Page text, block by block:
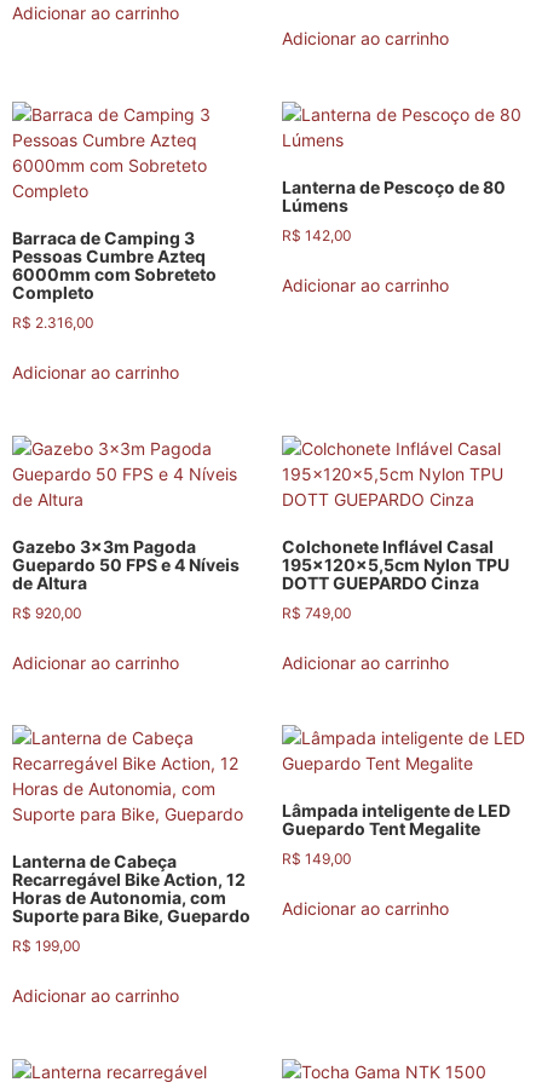
Adicionar ao carrinho
Adicionar ao carrinho
Barraca de Camping 3
Pessoas Cumbre Azteq
6000mm com Sobreteto
Completo
R$ 2.316,00
Adicionar ao carrinho
Lanterna de Pescoço de 80
Lúmens
R$ 142,00
Adicionar ao carrinho
Gazebo 3x3m Pagoda
Guepardo 50 FPS e 4 Níveis
de Altura
R$ 920,00
Adicionar ao carrinho
Colchonete Inflável Casal
195x120x5,5cm Nylon TPU
DOTT GUEPARDO Cinza
R$ 749,00
Adicionar ao carrinho
Lanterna de Cabeça
Recarregável Bike Action, 12
Horas de Autonomia, com
Suporte para Bike, Guepardo
R$ 199,00
Adicionar ao carrinho
Lâmpada inteligente de LED
Guepardo Tent Megalite
R$ 149,00
Adicionar ao carrinho